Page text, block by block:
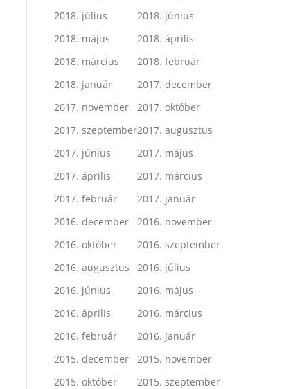
2018. július
2018. június
2018. május
2018. április
2018. március
2018. február
2018. január
2017. december
2017. november
2017. október
2017. szeptember2017. augusztus
2017. június
2017. május
2017. április
2017. március
2017. február
2017. január
2016. december
2016. november
2016. október
2016. szeptember
2016. augusztus
2016. július
2016. június
2016. május
2016. április
2016. március
2016. február
2016. január
2015. december
2015. november
2015. október
2015. szeptember